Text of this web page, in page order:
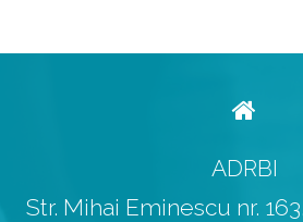
ADRBI
Str. Mihai Eminescu nr.